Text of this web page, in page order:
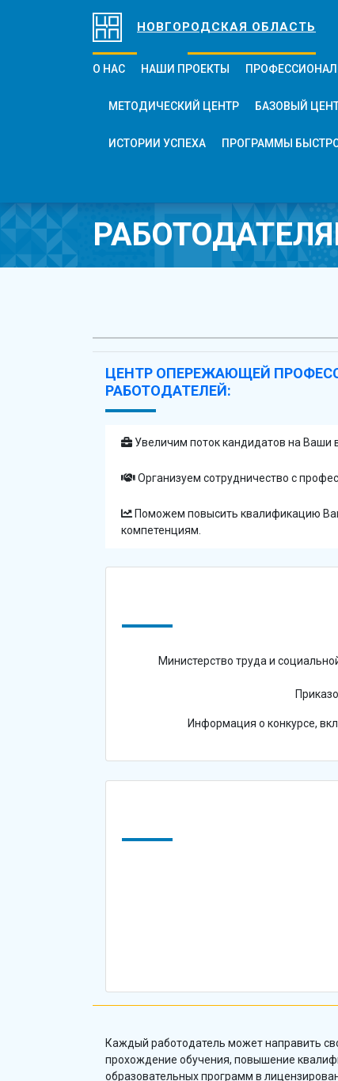
НОВГОРОДСКАЯ ОБЛАСТЬ
О НАС НАШИ ПРОЕКТЫ
МЕТОДИЧЕСКИЙ ЦЕНТР БАЗОВЫЙ
ИСТОРИИ УСПЕХА ПРОГРАММЫ
ЦЕНТР ОПЕРЕЖАЮЩЕЙ
РАБОТОДАТЕЛЕЙ:
Увеличим поток кандидатов на Ваши
Организуем сотрудничество с
Поможем повысить квалификацию
компетенциям.
Министерство труда и
Информация о конкурсе,
Каждый работодатель может направить
прохождение обучения, повышение
образовательных программ в